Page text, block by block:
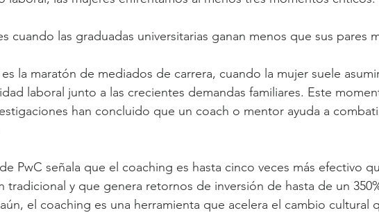
cuando las graduadas universitarias ganan menos que sus pares
la maratón de mediados de carrera, cuando la mujer suele
laboral junto a las crecientes demandas familiares. Este
han concluido que un coach o mentor ayuda a
PwC señala que el coaching es hasta cinco veces más efectivo
tradicional y que genera retornos de inversión de hasta de un
el coaching es una herramienta que acelera el cambio cultural